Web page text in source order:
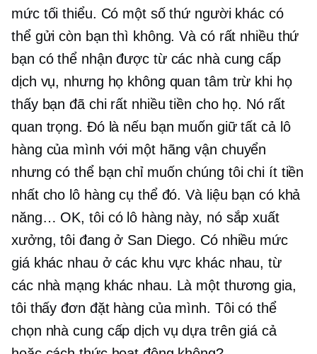
mức tối thiểu. Có một số thứ người khác có
thể gửi còn bạn thì không. Và có rất nhiều thứ
bạn có thể nhận được từ các nhà cung cấp
dịch vụ, nhưng họ không quan tâm trừ khi họ
thấy bạn đã chi rất nhiều tiền cho họ. Nó rất
quan trọng. Đó là nếu bạn muốn giữ tất cả lô
hàng của mình với một hãng vận chuyển
nhưng có thể bạn chỉ muốn chúng tôi chi ít tiền
nhất cho lô hàng cụ thể đó. Và liệu bạn có khả
năng… OK, tôi có lô hàng này, nó sắp xuất
xưởng, tôi đang ở San Diego. Có nhiều mức
giá khác nhau ở các khu vực khác nhau, từ
các nhà mạng khác nhau. Là một thương gia,
tôi thấy đơn đặt hàng của mình. Tôi có thể
chọn nhà cung cấp dịch vụ dựa trên giá cả